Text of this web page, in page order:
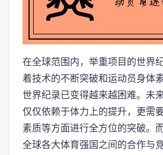
在全球范围内，举重项目的世界
着技术的不断突破和运动员身体
世界纪录已变得越来越困难。未
仅仅依赖于体力上的提升，更需
素质等方面进行全方位的突破。
全球各大体育强国之间的合作与